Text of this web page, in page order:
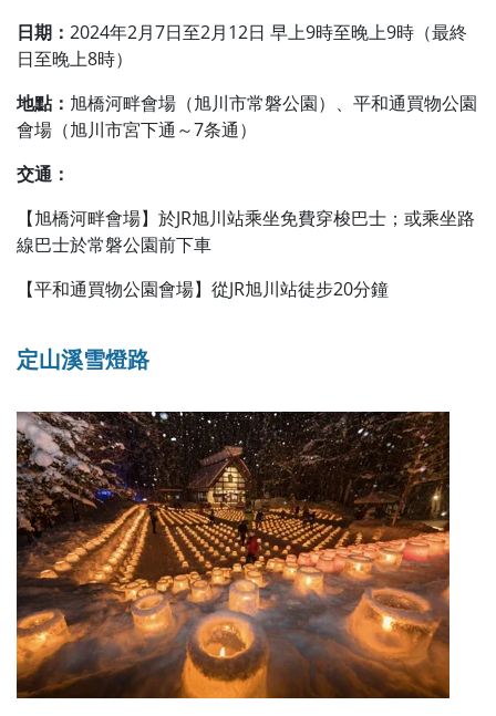
日期： 2024年2月7日至2月12日 早上9時至晚上9時（最終
日至晚上8時）
地點： 旭橋河畔會場（旭川市常磐公園）、平和通買物公園
會場（旭川市宮下通～7条通）
交通：
【旭橋河畔會場】於JR旭川站乘坐免費穿梭巴士；或乘坐路
線巴士於常磐公園前下車
【平和通買物公園會場】從JR旭川站徒步20分鐘
定山溪雪燈路